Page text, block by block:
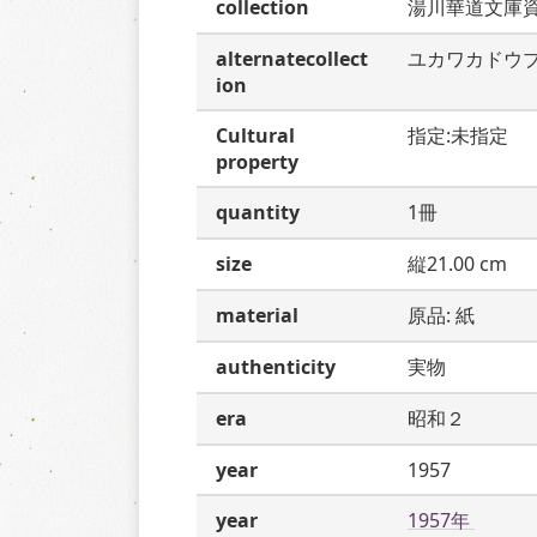
collection
湯川華道文庫
alternatecollect
ion
ユカワカドウ
Cultural
property
指定:未指定
quantity
1冊
size
縦21.00 cm
material
原品: 紙
authenticity
実物
era
昭和２
year
1957
year
1957年